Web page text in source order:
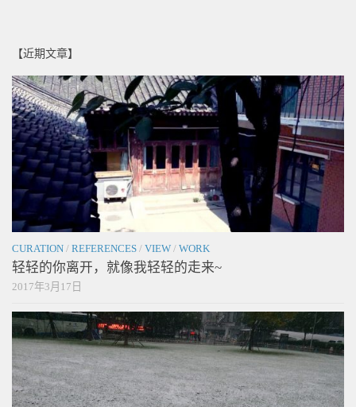
【近期文章】
CURATION / REFERENCES / VIEW / WORK
轻轻的你离开，就像我轻轻的走来~
2017年3月17日